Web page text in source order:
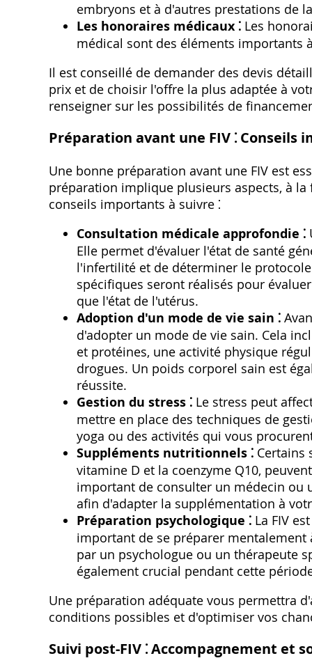
embryons et à d'autres prestations de
Les honoraires médicaux ⁚ Les
médical sont des éléments importants
Il est conseillé de demander des devis
prix et de choisir l'offre la plus adaptée à
renseigner sur les possibilités de
Préparation avant une FIV ⁚ Conseils
Une bonne préparation avant une FIV est
préparation implique plusieurs aspects‚ à
conseils importants à suivre ⁚
Consultation médicale approfondie ⁚
Elle permet d'évaluer l'état de santé
l'infertilité et de déterminer le
spécifiques seront réalisés pour
que l'état de l'utérus.
Adoption d'un mode de vie sain ⁚
d'adopter un mode de vie sain. Cela
et protéines‚ une activité physique
drogues. Un poids corporel sain est
réussite.
Gestion du stress ⁚ Le stress peut
mettre en place des techniques de
yoga ou des activités qui vous
Suppléments nutritionnels ⁚ Certains
vitamine D et la coenzyme Q10‚
important de consulter un médecin ou
afin d'adapter la supplémentation à
Préparation psychologique ⁚ La FIV
important de se préparer
par un psychologue ou un thérapeute
également crucial pendant cette
Une préparation adéquate vous permettra
conditions possibles et d'optimiser vos
Suivi post-FIV ⁚ Accompagnement et